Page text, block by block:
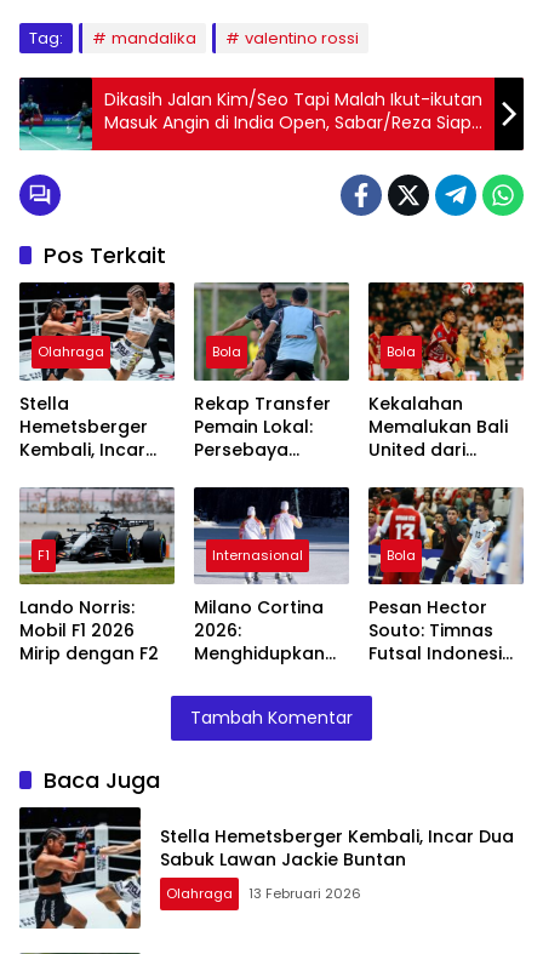
Tag: mandalika valentino rossi
Dikasih Jalan Kim/Seo Tapi Malah Ikut-ikutan
Masuk Angin di India Open, Sabar/Reza Siap
Balas di Indonesia Masters
Pos Terkait
Olahraga
Stella
Hemetsberger
Kembali, Incar
Lawan Jackie
Buntan
Bola
Rekap Transfer
Pemain Lokal:
Persebaya
3, Tambah 2
Pemain Baru era
Tavares
Bola
Kekalahan
Memalukan Bali
United dari
Surabaya: 3
Fakta yang
Menggemparkan
F1
Lando Norris:
Mobil F1 2026
Mirip dengan F2
Internasional
Milano Cortina
2026:
Menghidupkan
dengan Sistem
Multi-Tuan
Rumah
Bola
Pesan Hector
Souto: Timnas
Futsal Indonesia
Sejarah Jika
Jepang!
Tambah Komentar
Baca Juga
Stella Hemetsberger Kembali, Incar Dua
Sabuk Lawan Jackie Buntan
Olahraga 13 Februari 2026